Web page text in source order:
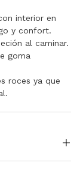
interior en
y confort.
al caminar.
goma
roces ya que